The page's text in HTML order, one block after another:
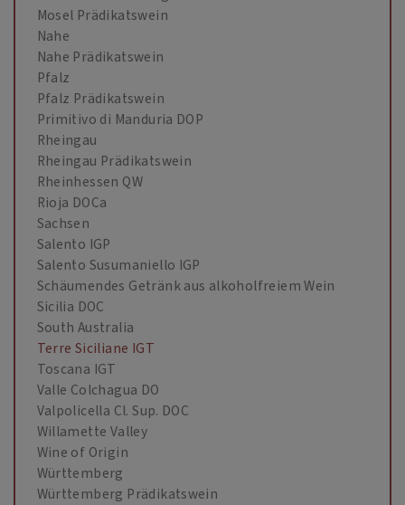
Mosel Prädikatswein
Nahe
Nahe Prädikatswein
Pfalz
Pfalz Prädikatswein
Primitivo di Manduria DOP
Rheingau
Rheingau Prädikatswein
Rheinhessen QW
Rioja DOCa
Sachsen
Salento IGP
Salento Susumaniello IGP
Schäumendes Getränk aus alkoholfreiem Wein
Sicilia DOC
South Australia
Terre Siciliane IGT
Toscana IGT
Valle Colchagua DO
Valpolicella Cl. Sup. DOC
Willamette Valley
Wine of Origin
Württemberg
Württemberg Prädikatswein